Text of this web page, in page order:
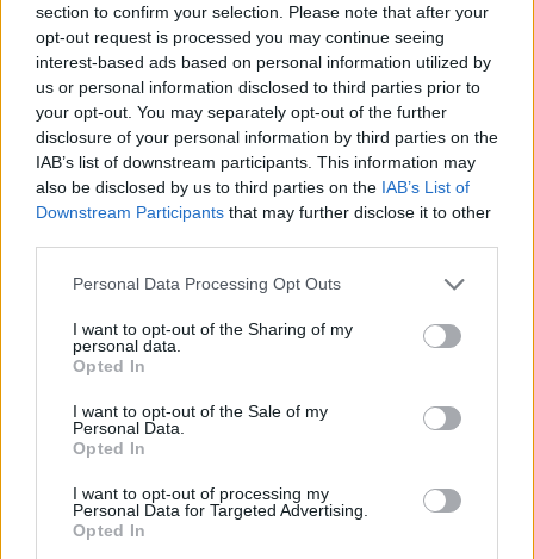
section to confirm your selection. Please note that after your
opt-out request is processed you may continue seeing
interest-based ads based on personal information utilized by
us or personal information disclosed to third parties prior to
your opt-out. You may separately opt-out of the further
disclosure of your personal information by third parties on the
IAB’s list of downstream participants. This information may
also be disclosed by us to third parties on the IAB’s List of
Downstream Participants that may further disclose it to other
Personal Data Processing Opt Outs
I want to opt-out of the Sharing of my
personal data.
Opted In
I want to opt-out of the Sale of my
Personal Data.
Opted In
I want to opt-out of processing my
Personal Data for Targeted Advertising.
Opted In
Partager le fichier 2012-10-19
22.59.13.jpg sur le Web et les
réseaux sociaux: